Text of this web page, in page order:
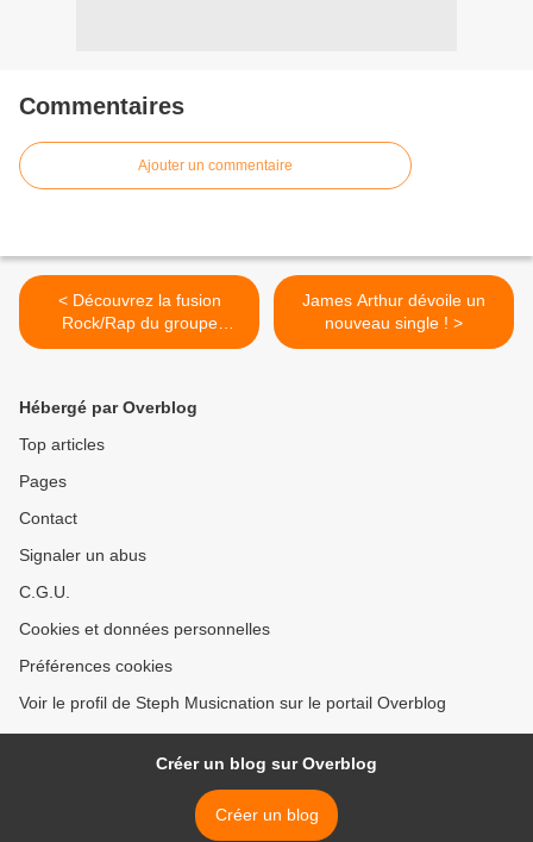
Commentaires
Ajouter un commentaire
< Découvrez la fusion
Rock/Rap du groupe
Aposta !
James Arthur dévoile un
nouveau single ! >
Hébergé par Overblog
Top articles
Pages
Contact
Signaler un abus
C.G.U.
Cookies et données personnelles
Préférences cookies
Voir le profil de Steph Musicnation sur le portail Overblog
Créer un blog sur Overblog
Créer un blog